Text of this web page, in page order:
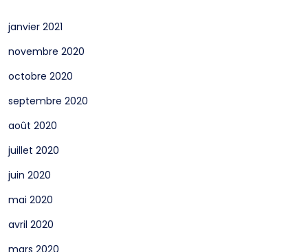
janvier 2021
novembre 2020
octobre 2020
septembre 2020
août 2020
juillet 2020
juin 2020
mai 2020
avril 2020
mars 2020